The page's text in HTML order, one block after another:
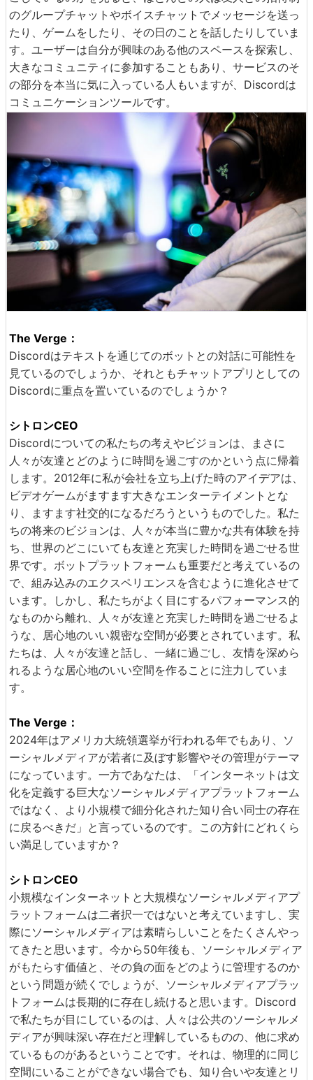
のグループチャットやボイスチャットでメッセージを送っ
たり、ゲームをしたり、その日のことを話したりしていま
す。ユーザーは自分が興味のある他のスペースを探索し、
大きなコミュニティに参加することもあり、サービスのそ
の部分を本当に気に入っている人もいますが、Discordは
コミュニケーションツールです。
The Verge：
Discordはテキストを通じてのボットとの対話に可能性を
見ているのでしょうか、それともチャットアプリとしての
Discordに重点を置いているのでしょうか？
シトロンCEO
Discordについての私たちの考えやビジョンは、まさに
人々が友達とどのように時間を過ごすのかという点に帰着
します。2012年に私が会社を立ち上げた時のアイデアは、
ビデオゲームがますます大きなエンターテイメントとな
り、ますます社交的になるだろうというものでした。私た
ちの将来のビジョンは、人々が本当に豊かな共有体験を持
ち、世界のどこにいても友達と充実した時間を過ごせる世
界です。ボットプラットフォームも重要だと考えているの
で、組み込みのエクスペリエンスを含むように進化させて
います。しかし、私たちがよく目にするパフォーマンス的
なものから離れ、人々が友達と充実した時間を過ごせるよ
うな、居心地のいい親密な空間が必要とされています。私
たちは、人々が友達と話し、一緒に過ごし、友情を深めら
れるような居心地のいい空間を作ることに注力していま
す。
The Verge：
2024年はアメリカ大統領選挙が行われる年でもあり、ソ
ーシャルメディアが若者に及ぼす影響やその管理がテーマ
になっています。一方であなたは、「インターネットは文
化を定義する巨大なソーシャルメディアプラットフォーム
ではなく、より小規模で細分化された知り合い同士の存在
に戻るべきだ」と言っているのです。この方針にどれくら
い満足していますか？
シトロンCEO
小規模なインターネットと大規模なソーシャルメディアプ
ラットフォームは二者択一ではないと考えていますし、実
際にソーシャルメディアは素晴らしいことをたくさんやっ
てきたと思います。今から50年後も、ソーシャルメディア
がもたらす価値と、その負の面をどのように管理するのか
という問題が続くでしょうが、ソーシャルメディアプラッ
トフォームは長期的に存在し続けると思います。Discord
で私たちが目にしているのは、人々は公共のソーシャルメ
ディアが興味深い存在だと理解しているものの、他に求め
ているものがあるということです。それは、物理的に同じ
空間にいることができない場合でも、知り合いや友達とリ